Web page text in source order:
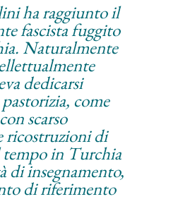
ha raggiunto il
fascista fuggito
Naturalmente
dedicarsi
come
scarso
ricostruzioni di
tempo in Turchia
di insegnamento,
di riferimento